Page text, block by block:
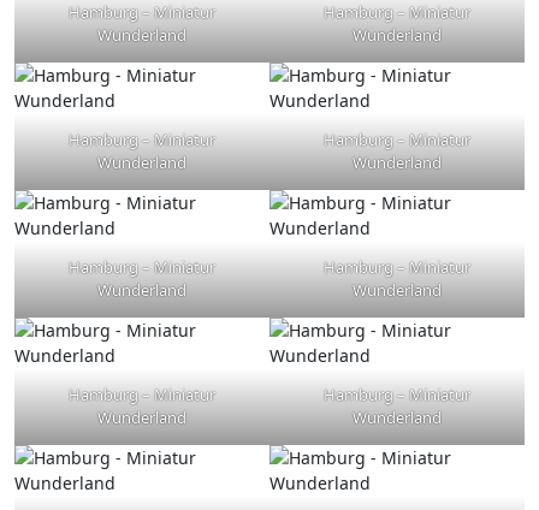
Hamburg – Miniatur
Wunderland
Hamburg – Miniatur
Wunderland
Hamburg – Miniatur
Wunderland
Hamburg – Miniatur
Wunderland
Hamburg – Miniatur
Wunderland
Hamburg – Miniatur
Wunderland
Hamburg – Miniatur
Wunderland
Hamburg – Miniatur
Wunderland